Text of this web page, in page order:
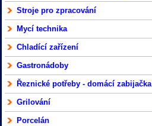
Stroje pro zpracování
Mycí technika
Chladící zařízení
Gastronádoby
Řeznické potřeby - domácí zabijačka
Grilování
Porcelán